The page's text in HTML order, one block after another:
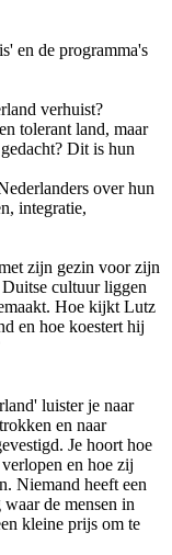
en de programma's
verhuist?
tolerant land, maar
Dit is hun
over hun
integratie,
zijn gezin voor zijn
cultuur liggen
Hoe kijkt Lutz
en hoe koestert hij
luister je naar
en naar
Je hoort hoe
en hoe zij
Niemand heeft een
de mensen in
kleine prijs om te